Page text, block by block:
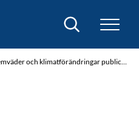
Sök
och klimatförändringar publicerad